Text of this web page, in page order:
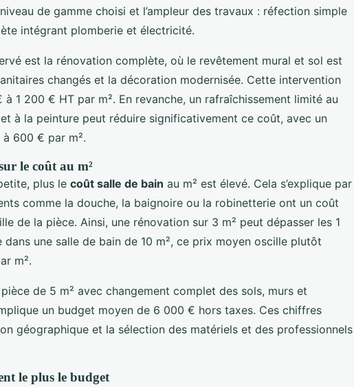
de gamme choisi et l’ampleur des travaux : réfection simple
intégrant plomberie et électricité.
est la rénovation complète, où le revêtement mural et sol est
changés et la décoration modernisée. Cette intervention
1 200 € HT par m². En revanche, un rafraîchissement limité au
à la peinture peut réduire significativement ce coût, avec un
600 € par m².
le coût au m²
plus le coût salle de bain au m² est élevé. Cela s’explique par
comme la douche, la baignoire ou la robinetterie ont un coût
de la pièce. Ainsi, une rénovation sur 3 m² peut dépasser les 1
une salle de bain de 10 m², ce prix moyen oscille plutôt
m².
de 5 m² avec changement complet des sols, murs et
un budget moyen de 6 000 € hors taxes. Ces chiffres
géographique et la sélection des matériels et des professionnels
le plus le budget